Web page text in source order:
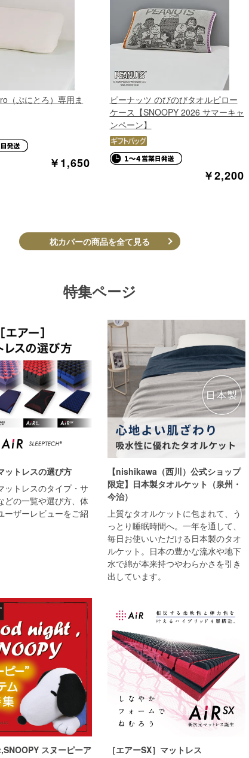
（ぷにとろ）専用ま
￥1,650
ピーナッツ のびのびタオルピロー
ケース【SNOOPY 2026 サマーキャ
ンペーン】
￥2,200
枕カバーの商品を全て見る
特集ページ
ットレスの選び方
ットレスのタイプ・サ
どの一覧や選び方、体
ーザーレビューをご紹
【nishikawa（西川）公式ショップ
限定】日本製タオルケット（泉州・
今治）
上質なタオルケットに包まれて、う
っとり睡眠時間へ。一年を通して、
毎日お使いいただける日本製のタオ
ルケット。日本の豊かな流水や地下
水で綿が本来持つやわらかさを引き
出しています。
スヌーピーア
［エアーSX］マットレス